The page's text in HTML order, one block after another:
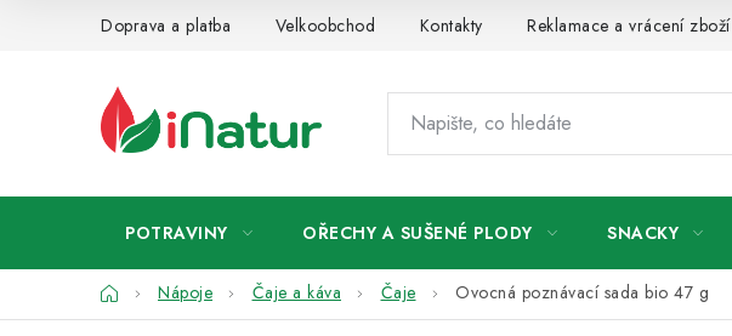
Doprava a platba Velkoobchod Kontakty Reklamace a vrácení zboží
POTRAVINY OŘECHY A SUŠENÉ PLODY SNACKY
DomůNápoje Čaje a káva Čaje Ovocná poznávací sada bio 47 g